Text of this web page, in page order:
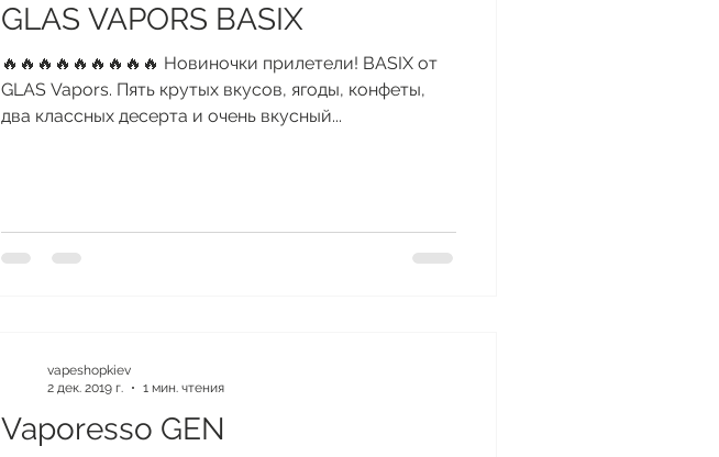
GLAS VAPORS BASIX
🔥🔥🔥🔥🔥🔥🔥🔥🔥 Новиночки прилетели! BASIX от
GLAS Vapors. Пять крутых вкусов, ягоды, конфеты,
два классных десерта и очень вкусный...
Vaporesso GEN
vapeshopkiev
2 дек. 2019 г.
1 мин. чтения